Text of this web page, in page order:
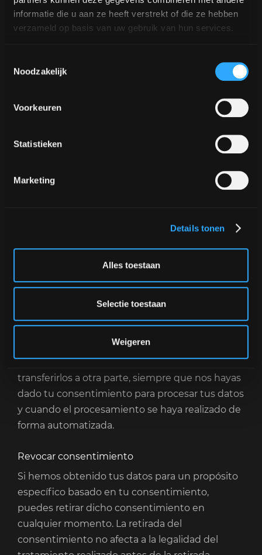
informatie die u aan ze heeft verstrekt of die ze hebben
verzameld op basis van uw gebruik van hun services.
Noodzakelijk
Voorkeuren
Statistieken
Marketing
Details tonen
Alles toestaan
Selectie toestaan
Weigeren
Tienes derecho a saber qué datos personales
procesamos sobre ti y puedes solicitar que estos
Tienes derecho a solicitarnos la limitación del
ejemplo, cuando los datos ya no sean correctos,
el tratamiento sea ilícito o ya no necesitemos
datos personales. Si te opones al uso de tus
datos personales con fines de marketing
directo, dejaremos de utilizarlos para ese
propósito.
Portabilidad de datos
Tienes derecho a recibir tus datos personales de
nosotros en un formato estructurado, de uso
común y legible por máquina, para que puedas
transferirlos a otra parte, siempre que nos hayas
dado tu consentimiento para procesar tus datos
y cuando el procesamiento se haya realizado de
forma automatizada.
Revocar consentimiento
Si hemos obtenido tus datos para un propósito
específico basado en tu consentimiento,
puedes retirar dicho consentimiento en
cualquier momento. La retirada del
consentimiento no afecta a la legalidad del